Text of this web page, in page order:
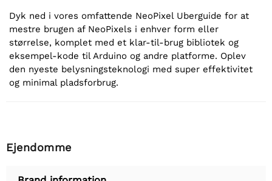
Dyk ned i vores omfattende NeoPixel Uberguide for at
mestre brugen af NeoPixels i enhver form eller
størrelse, komplet med et klar-til-brug bibliotek og
eksempel-kode til Arduino og andre platforme. Oplev
den nyeste belysningsteknologi med super effektivitet
og minimal pladsforbrug.
Ejendomme